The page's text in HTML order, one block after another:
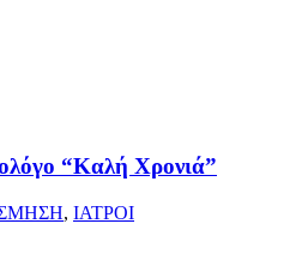
“Καλή Χρονιά”
, ΙΑΤΡΟΙ